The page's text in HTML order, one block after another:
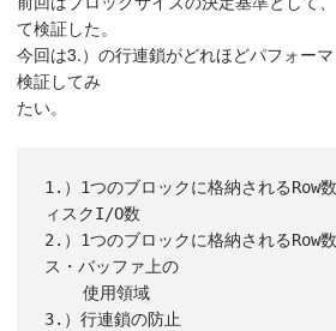
て検証した。
今回は3.）の行連鎖がどれほどパフォー
検証してみ
たい。
1.）1つのブロックに格納されるRow
ィスクI/O数
2.）1つのブロックに格納されるRow
ス・バッファ上の
3.）行連鎖の防止